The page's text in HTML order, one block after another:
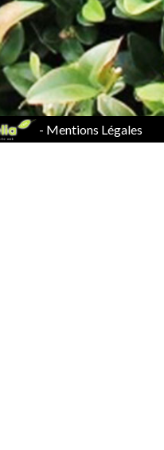
- Mentions Légales